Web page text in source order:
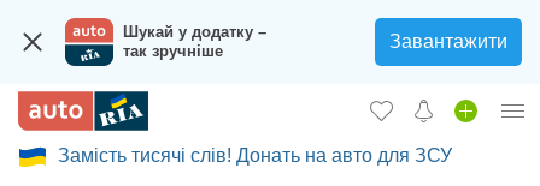
Шукай у додатку –
так зручніше
Завантажити
Вход в кабинет
Замість тисячі слів! Донать на авто для ЗСУ